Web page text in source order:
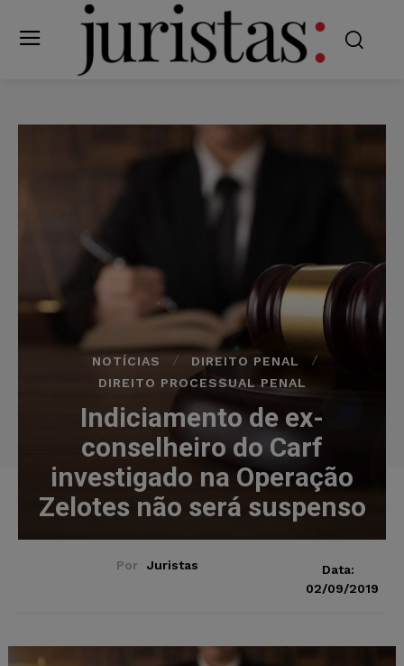
NOTÍCIAS
DIREITO PENAL
DIREITO PROCESSUAL PENAL
Indiciamento de ex-
conselheiro do Carf
investigado na Operação
Zelotes não será suspenso
Por Juristas
Data:
02/09/2019